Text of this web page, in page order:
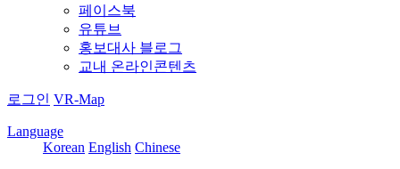
페이스북
유튜브
홍보대사 블로그
교내 온라인콘텐츠
로그인 VR-Map
Language
Korean English Chinese